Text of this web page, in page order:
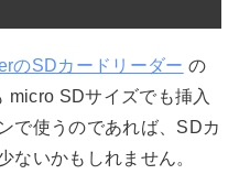
のSDカードリーダー の
micro SDサイズでも挿入
で使うのであれば、SDカ
ないかもしれません。